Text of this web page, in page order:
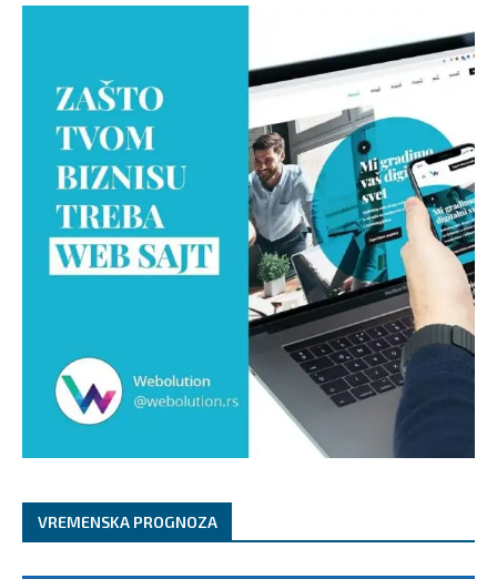
VREMENSKA PROGNOZA